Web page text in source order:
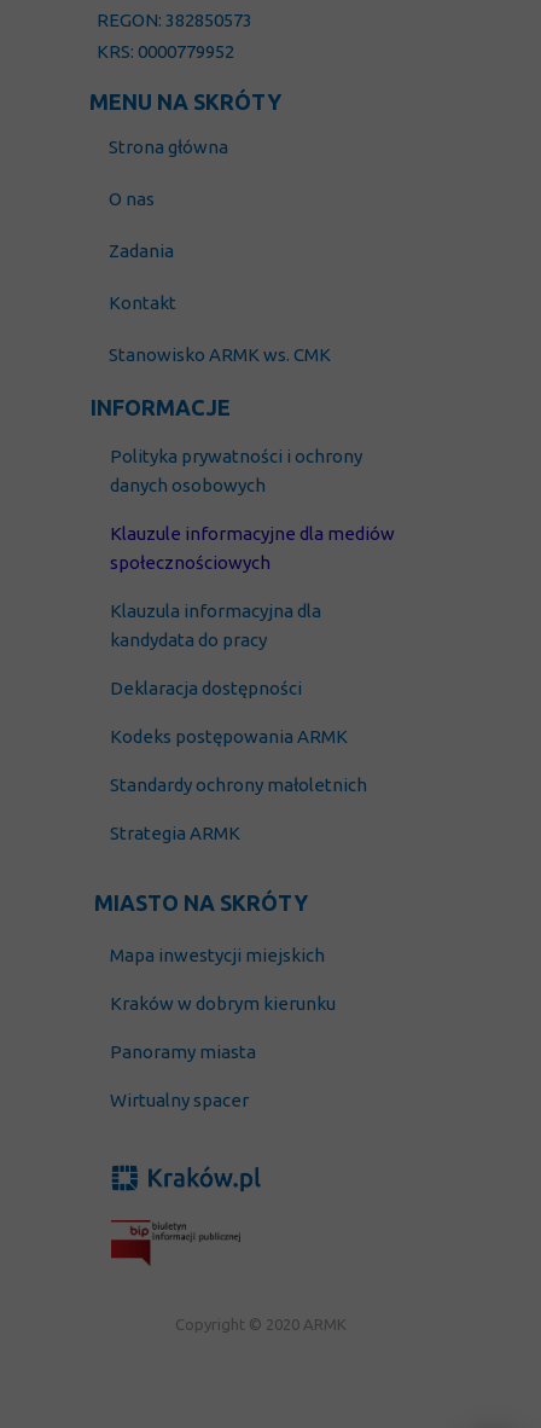
INFORMACJE
Strona główna
O nas
Zadania
Kontakt
Stanowisko ARMK ws. CMK
Copyright © 2020 ARMK
MIASTO NA SKRÓTY
MENU NA SKRÓTY
Polityka prywatności i ochrony
danych osobowych
Klauzule informacyjne dla mediów
społecznościowych
Klauzula informacyjna dla
kandydata do pracy
Deklaracja dostępności
Kodeks postępowania ARMK
Standardy ochrony małoletnich
Strategia ARMK
Mapa inwestycji miejskich
Kraków w dobrym kierunku
Panoramy miasta
Wirtualny spacer
REGON: 382850573
KRS: 0000779952